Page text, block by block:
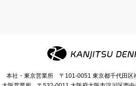
本社・東京営業所 〒101-0051 東京都千代田区